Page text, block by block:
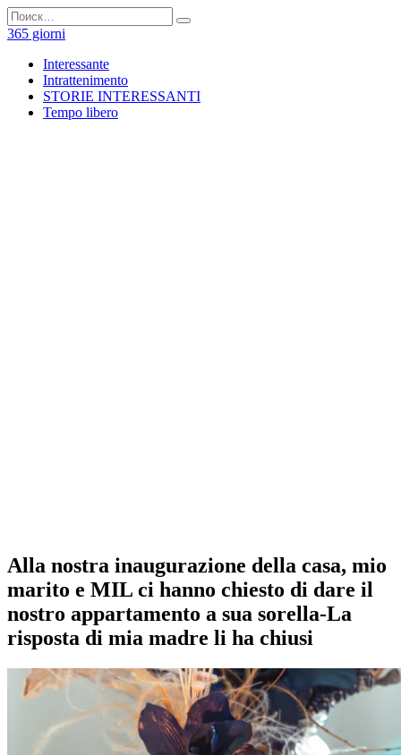
Перейти
к
содержанию
Search
for:
365 giorni
Interessante
Intrattenimento
STORIE INTERESSANTI
Tempo libero
Alla nostra inaugurazione della casa, mio
marito e MIL ci hanno chiesto di dare il
nostro appartamento a sua sorella-La
risposta di mia madre li ha chiusi